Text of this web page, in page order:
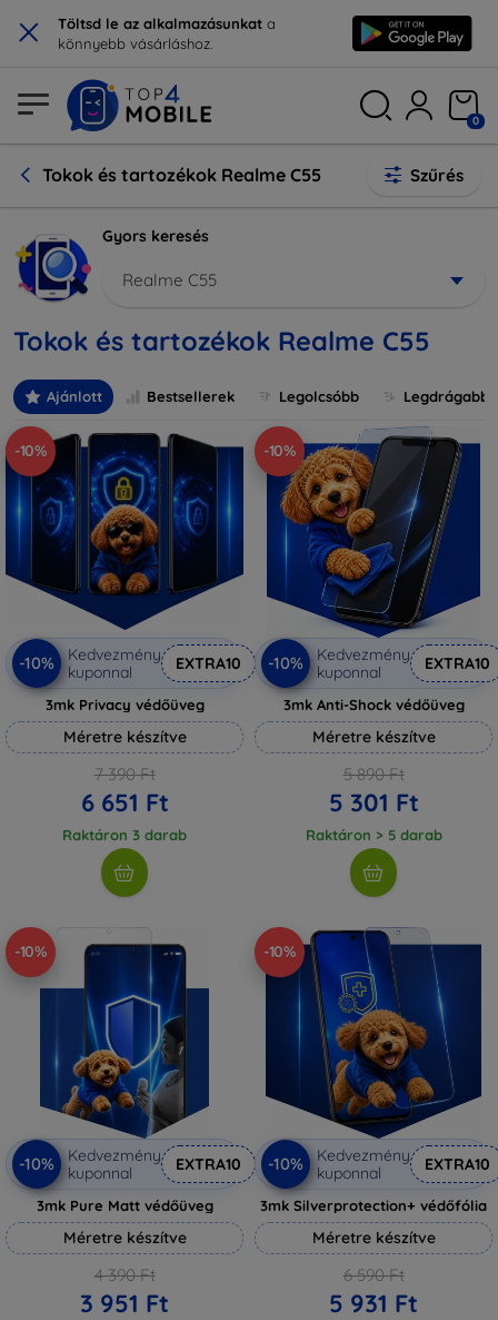
× Töltsd le az alkalmazásunkat a
könnyebb vásárláshoz.
0
Tokok és tartozékok Realme C55 Szűrés
Gyors keresés
Realme C55
Tokok és tartozékok Realme C55
Ajánlott Bestsellerek Legolcsóbb Legdrágabb
-10%
-10%
Kedvezmény
kuponnal
EXTRA10
3mk Privacy védőüveg
Méretre készítve
7 390 Ft
6 651 Ft
Raktáron 3 darab
-10%
-10%
Kedvezmény
kuponnal
EXTRA10
3mk Anti-Shock védőüveg
Méretre készítve
5 890 Ft
5 301 Ft
Raktáron > 5 darab
-10%
-10%
Kedvezmény
kuponnal
EXTRA10
3mk Pure Matt védőüveg
Méretre készítve
4 390 Ft
3 951 Ft
-10%
-10%
Kedvezmény
kuponnal
EXTRA10
3mk Silverprotection+ védőfólia
Méretre készítve
6 590 Ft
5 931 Ft